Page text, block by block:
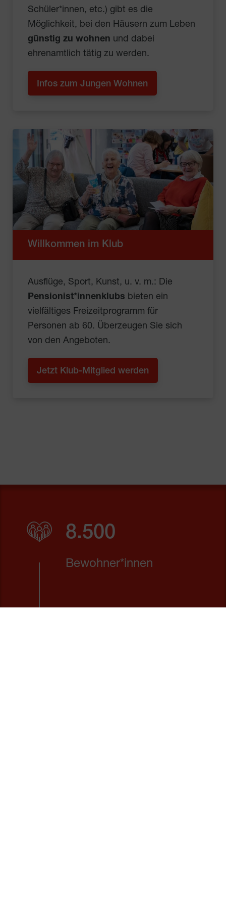
Schüler*innen, etc.) gibt es die
Möglichkeit, bei den Häusern zum Leben
günstig zu wohnen und dabei
ehrenamtlich tätig zu werden.
Infos zum Jungen Wohnen
Willkommen im Klub
Ausflüge, Sport, Kunst, u. v. m.: Die
Pensionist*innenklubs bieten ein
vielfältiges Freizeitprogramm für
Personen ab 60. Überzeugen Sie sich
von den Angeboten.
Jetzt Klub-Mitglied werden
8.500
Bewohner*innen